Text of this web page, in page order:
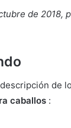
de 2018,
de
caballos :